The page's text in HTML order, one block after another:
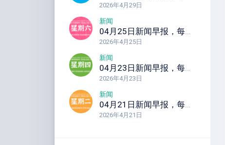
2026年4月29日
新闻
04月25日新闻早报，每天60秒读懂全世界！
2026年4月25日
新闻
04月23日新闻早报，每天60秒读懂全世界！
2026年4月23日
新闻
04月21日新闻早报，每天60秒读懂全世界！
2026年4月21日